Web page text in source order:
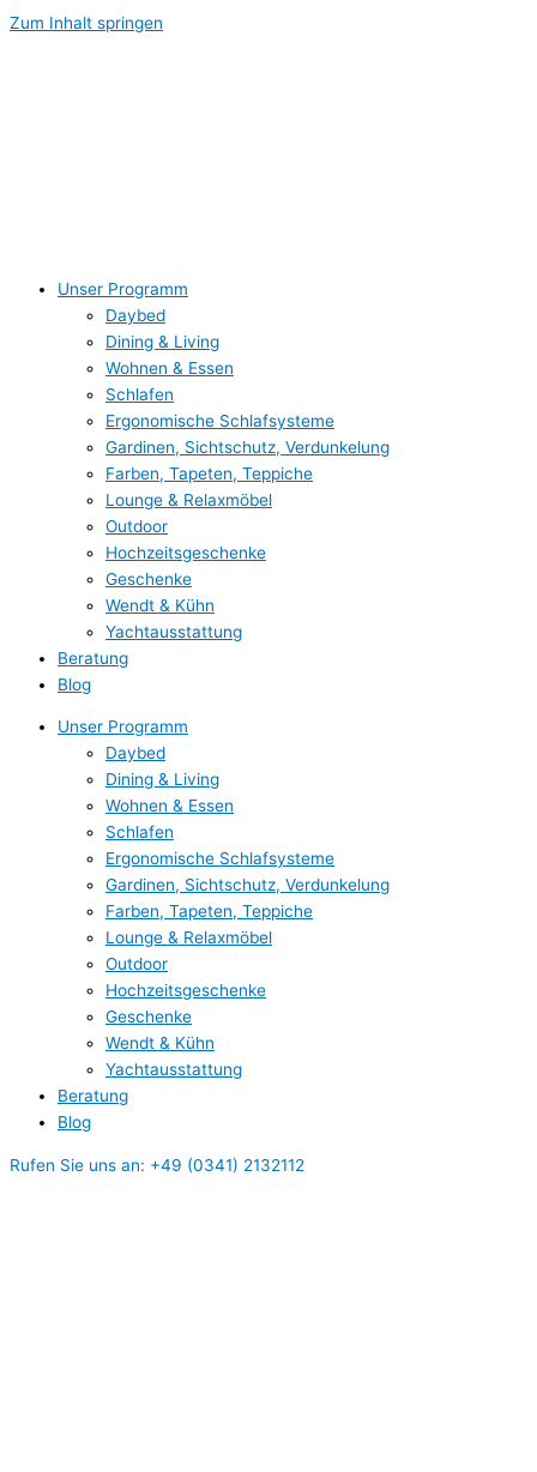
Zum Inhalt springen
Unser Programm
Daybed
Dining & Living
Wohnen & Essen
Schlafen
Ergonomische Schlafsysteme
Gardinen, Sichtschutz, Verdunkelung
Farben, Tapeten, Teppiche
Lounge & Relaxmöbel
Outdoor
Hochzeitsgeschenke
Geschenke
Wendt & Kühn
Yachtausstattung
Beratung
Blog
Unser Programm
Daybed
Dining & Living
Wohnen & Essen
Schlafen
Ergonomische Schlafsysteme
Gardinen, Sichtschutz, Verdunkelung
Farben, Tapeten, Teppiche
Lounge & Relaxmöbel
Outdoor
Hochzeitsgeschenke
Geschenke
Wendt & Kühn
Yachtausstattung
Beratung
Blog
Rufen Sie uns an: +49 (0341) 2132112